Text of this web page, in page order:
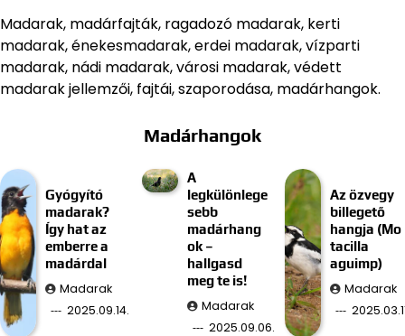
Madarak, madárfajták, ragadozó madarak, kerti
madarak, énekesmadarak, erdei madarak, vízparti
madarak, nádi madarak, városi madarak, védett
madarak jellemzői, fajtái, szaporodása, madárhangok.
Madárhangok
Gyógyító
madarak?
Így hat az
emberre a
madárdal
Madarak
2025.09.14.
A
legkülönlege
sebb
madárhang
ok –
hallgasd
meg te is!
Madarak
2025.09.06.
Az özvegy
billegető
hangja (Mo
tacilla
aguimp)
Madarak